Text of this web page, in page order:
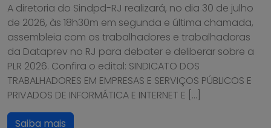
A diretoria do Sindpd-RJ realizará, no dia 30 de julho
de 2026, às 18h30m em segunda e última chamada,
assembleia com os trabalhadores e trabalhadoras
da Dataprev no RJ para debater e deliberar sobre a
PLR 2026. Confira o edital: SINDICATO DOS
TRABALHADORES EM EMPRESAS E SERVIÇOS PÚBLICOS E
PRIVADOS DE INFORMÁTICA E INTERNET E […]
Saiba mais